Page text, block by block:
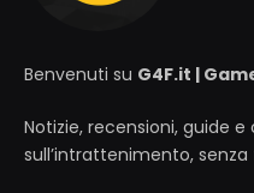
Benvenuti su G4F.it |
Notizie, recensioni, guide
sull’intrattenimento, senza